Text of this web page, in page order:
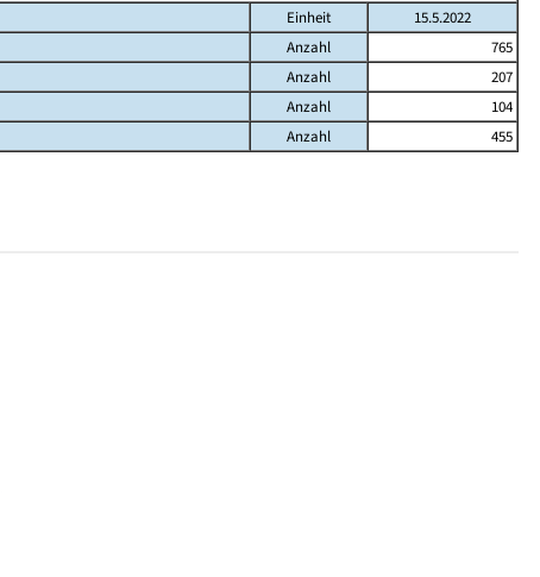
Einheit
15.5.2022
Anzahl
765
Anzahl
207
Anzahl
104
Anzahl 455